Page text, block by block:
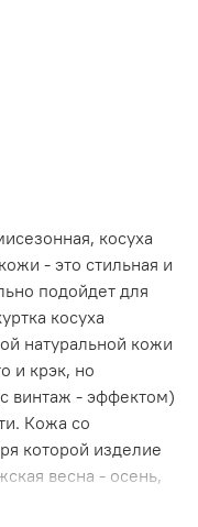
косуха
- это стильная и
подойдет для
косуха
натуральной кожи
и крэк, но
винтаж - эффектом)
Кожа со
которой изделие
весна - осень,